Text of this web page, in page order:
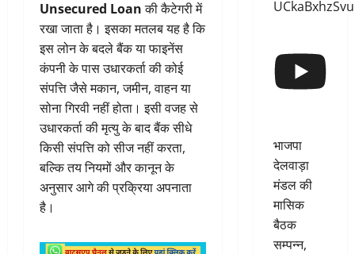
Unsecured Loanकी कैटेगरी में
रखा जाता है। इसका मतलब यह है कि
इस लोन के बदले बैंक या फाइनेंस
कंपनी के पास उधारकर्ता की कोई
संपत्ति जैसे मकान, जमीन, वाहन या
सोना गिरवी नहीं होता। इसी वजह से
उधारकर्ता की मृत्यु के बाद बैंक सीधे
किसी संपत्ति को सीज नहीं करता,
बल्कि तय नियमों और कानून के
अनुसार आगे की प्रक्रिया अपनाता
है।
भाजपा
देलवाड़ा
मंडल की
मासिक
बैठक
सम्पन्न,